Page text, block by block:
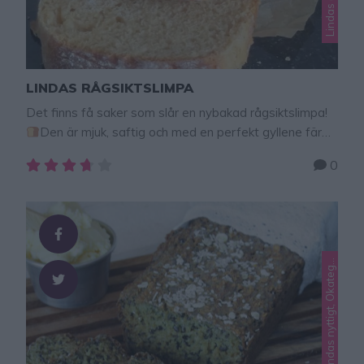
LINDAS RÅGSIKTSLIMPA
Det finns få saker som slår en nybakad rågsiktslimpa!
Den är mjuk, saftig och med en perfekt gyllene färg.
frukostmackan eller kvällsfikat. Jag brukar skiva upp
0
L
o
e